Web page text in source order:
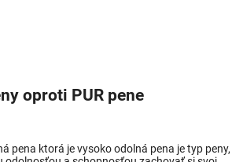
oproti PUR pene
pena ktorá je vysoko odolná pena je typ peny,